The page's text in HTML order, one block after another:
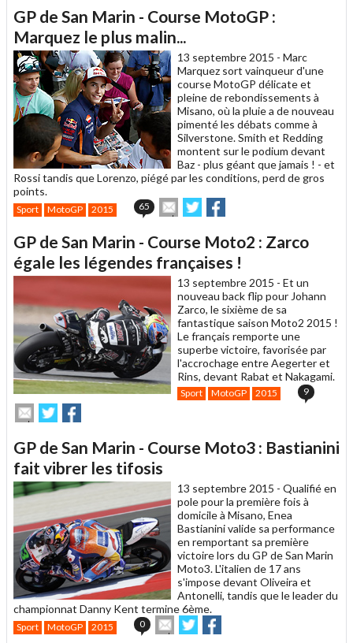
à
un
ami
GP de San Marin - Course MotoGP :
Marquez le plus malin...
13 septembre 2015 - Marc
Marquez sort vainqueur d'une
course MotoGP délicate et
pleine de rebondissements à
Misano, où la pluie a de nouveau
pimenté les débats comme à
Silverstone. Smith et Redding
montent sur le podium devant
Baz - plus géant que jamais ! - et
Rossi tandis que Lorenzo, piégé par les conditions, perd de gros
points.
Sport MotoGP 2015 65
Envoyer
cet
à
un
ami
Partager
sur sur
GP de San Marin - Course Moto2 : Zarco
égale les légendes françaises !
13 septembre 2015 - Et un
nouveau back flip pour Johann
Zarco, le sixième de sa
fantastique saison Moto2 2015 !
Le français remporte une
superbe victoire, favorisée par
l'accrochage entre Aegerter et
Rins, devant Rabat et Nakagami.
Sport MotoGP 2015 9
Envoyer
cet
à
un
ami
Partager
sur
sur
GP de San Marin - Course Moto3 : Bastianini
fait vibrer les tifosis
13 septembre 2015 - Qualifié en
pole pour la première fois à
domicile à Misano, Enea
Bastianini valide sa performance
en remportant sa première
victoire lors du GP de San Marin
Moto3. L'italien de 17 ans
s'impose devant Oliveira et
Antonelli, tandis que le leader du
championnat Danny Kent termine 6ème.
Sport MotoGP 2015 0
Envoyer
cet
Partager
sur sur